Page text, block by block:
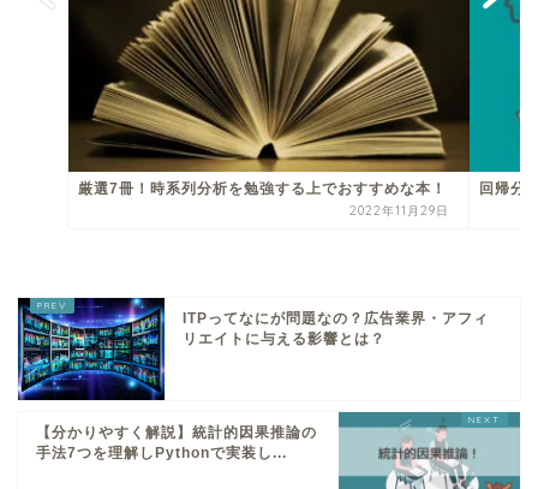
厳選7冊！時系列分析を勉強する上でおすすめな本！
2022年11月29日
回帰分
ITPってなにが問題なの？広告業界・アフィ
リエイトに与える影響とは？
【分かりやすく解説】統計的因果推論の
手法7つを理解しPythonで実装し...